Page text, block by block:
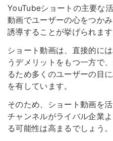
YouTubeショートの主要な
動画でユーザーの心をつか
誘導することが挙げられます
ショート動画は、直接的に
うデメリットをもつ一方で
るため多くのユーザーの目
を有しています。
そのため、ショート動画を
チャンネルがライバル企業
る可能性は高まるでしょう。